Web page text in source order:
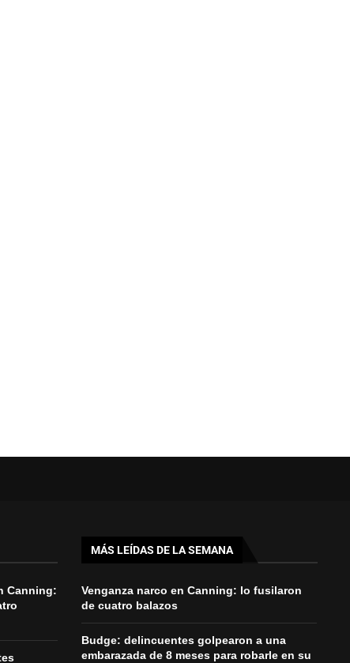
Canning:
MÁS LEÍDAS DE LA SEMANA
Venganza narco en Canning: lo fusilaron
de cuatro balazos
Budge: delincuentes golpearon a una
embarazada de 8 meses para robarle en su